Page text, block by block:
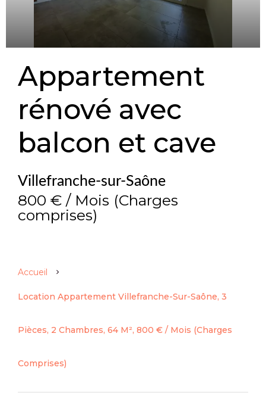
Appartement
rénové avec
balcon et cave
Villefranche-sur-Saône
800 € / Mois (Charges
comprises)
Accueil
Location Appartement Villefranche-Sur-Saône, 3
Pièces, 2 Chambres, 64 M², 800 € / Mois (Charges
Comprises)